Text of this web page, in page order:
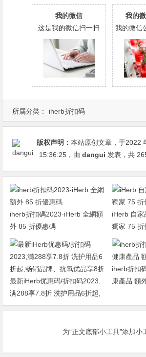
所属分类： iherb折扣码
我的微信
这是我的微信扫一扫
我的
我的微信
版权声明：本站原创文章，于2022
15:36:25 ，由dangui 发表，共
iherb折扣碼2023-iHerb 全網額
外 85 折優惠碼
iHerb 自家
獨家 75 折
最新iHerb优惠码/折扣码2023,
满288享7.8折 洗护用品6折起,
畅销品牌、抗氧优品享8折
iherb折扣
康產品 額
为“正文底部小工具”添加小